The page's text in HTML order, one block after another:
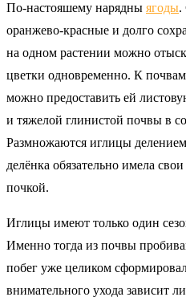
По-настояшему нарядны ягоды.
оранжево-красные и долго
на одном растении можно
цветки одновременно. К почвам
можно предоставить ей
и тяжелой глинистой почвы в
Размножаются иглицы
делёнка обязательно имела
почкой.
Иглицы имеют только один
Именно тогда из почвы
побег уже целиком
внимательного ухода зависит